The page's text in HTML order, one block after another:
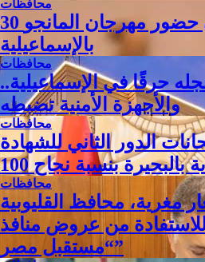
محافظات
30 سفيرًا يؤكدون حضور مهرجان المانجو
بالإسماعيلية
محافظات
حرقًا في الإسماعيلية..
والأجهزة الأمنية تضبطه
محافظات
الدور الثاني للشهادة
محافظات
مغرية، محافظ القليوبية
من عروض منافذ
“مستقبل مصر”